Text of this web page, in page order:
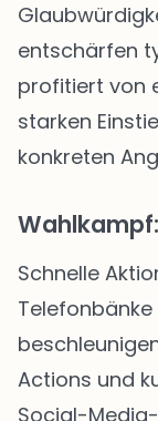
entschärfen
profitiert von
starken
konkreten
Schnelle
Actions und
Social-